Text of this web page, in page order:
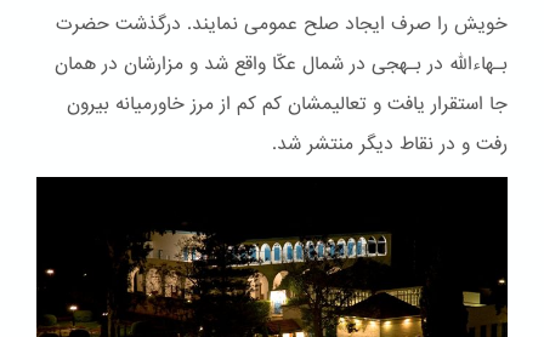
خویش را صرف ایجاد صلح عمومی نمایند. درگذشت حضرت
بـهاءالله در بـهجی در شمال عکّا واقع شد و مزارشان در همان
جا استقرار یافت و تعالیمشان کم کم از مرز خاورمیانه بیرون
رفت و در نقاط دیگر منتشر شد.